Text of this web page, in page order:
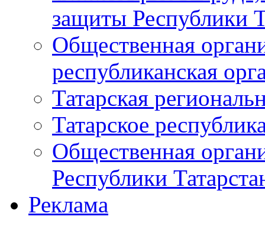
защиты Республики
Общественная
республиканская
Татарская
Татарское
Общественная
Республики
Реклама